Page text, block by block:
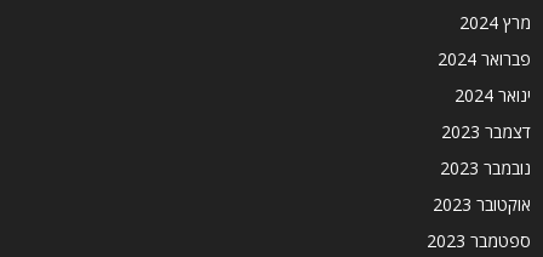
מרץ 2024
פברואר 2024
ינואר 2024
דצמבר 2023
נובמבר 2023
אוקטובר 2023
ספטמבר 2023